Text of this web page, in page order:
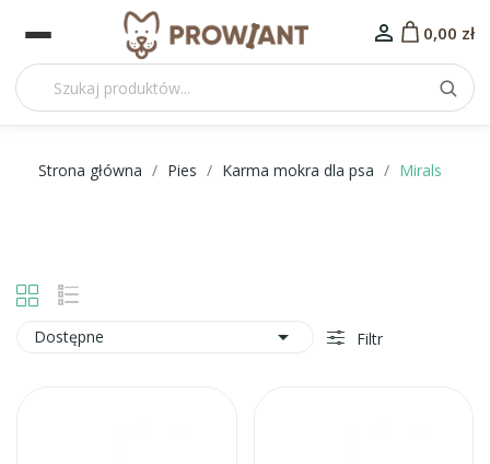
 0,00 zł
Strona główna Pies Karma mokra dla psa Mirals
Dostępne  Filtr